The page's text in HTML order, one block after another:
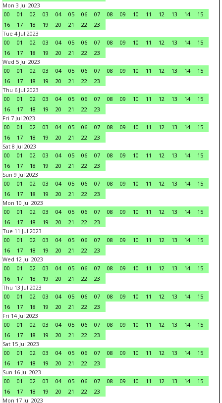
Mon 3 Jul 2023
00
01 02 03 04 05 06 07 08 09 10 11 12 13 14
15
16
17 18 19 20 21 22
23
Tue 4 Jul 2023
00
01 02 03 04 05 06 07 08 09 10 11 12 13 14
15
16
17 18 19 20 21 22
23
Wed 5 Jul 2023
00
01 02 03 04 05 06 07 08 09 10 11 12 13 14
15
16
17 18 19 20 21 22
23
Thu 6 Jul 2023
00
01 02 03 04 05 06 07 08 09 10 11 12 13 14
15
16
17 18 19 20 21 22
23
Fri 7 Jul 2023
00
01 02 03 04 05 06 07 08 09 10 11 12 13 14
15
16
17 18 19 20 21 22
23
Sat 8 Jul 2023
00
01 02 03 04 05 06 07 08 09 10 11 12 13 14
15
16
17 18 19 20 21 22
23
Sun 9 Jul 2023
00
01 02 03 04 05 06 07 08 09 10 11 12 13 14
15
16
17 18 19 20 21 22
23
Mon 10 Jul 2023
00
01 02 03 04 05 06 07 08 09 10 11 12 13 14
15
16
17 18 19 20 21 22
23
Tue 11 Jul 2023
00
01 02 03 04 05 06 07 08 09 10 11 12 13 14
15
16
17 18 19 20 21 22
23
Wed 12 Jul 2023
00
01 02 03 04 05 06 07 08 09 10 11 12 13 14
15
16
17 18 19 20 21 22
23
Thu 13 Jul 2023
00
01 02 03 04 05 06 07 08 09 10 11 12 13 14
15
16
17 18 19 20 21 22
23
Fri 14 Jul 2023
00
01 02 03 04 05 06 07 08 09 10 11 12 13 14
15
16
17 18 19 20 21 22
23
Sat 15 Jul 2023
00
01 02 03 04 05 06 07 08 09 10 11 12 13 14
15
16
17 18 19 20 21 22
23
Sun 16 Jul 2023
00
01 02 03 04 05 06 07 08 09 10 11 12 13 14
15
16
17 18 19 20 21 22
23
Mon 17 Jul 2023